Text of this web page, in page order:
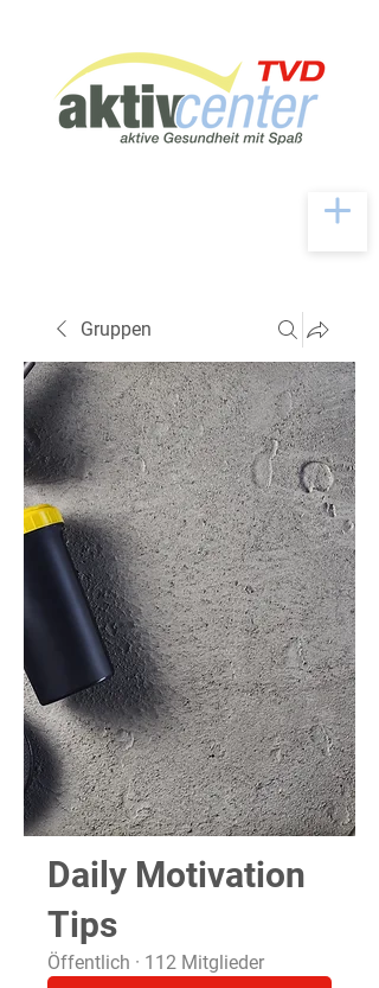
Gruppen
Daily Motivation
Tips
Öffentlich · 112 Mitglieder